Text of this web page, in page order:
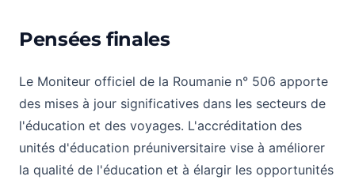
Pensées finales
Le Moniteur officiel de la Roumanie n° 506 apporte
des mises à jour significatives dans les secteurs de
l'éducation et des voyages. L'accréditation des
unités d'éducation préuniversitaire vise à améliorer
la qualité de l'éducation et à élargir les opportunités